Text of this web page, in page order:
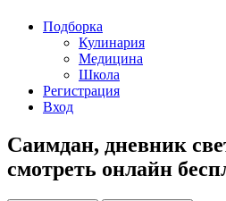
Подборка
Кулинария
Медицина
Школа
Регистрация
Вход
Саимдан, дневник
смотреть онлайн